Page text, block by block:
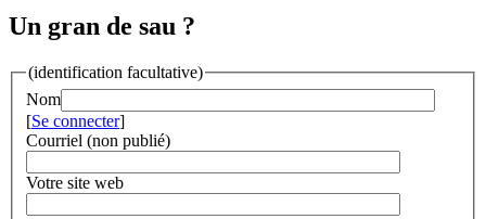
Un gran de sau ?
(identification facultative)
Nom
[Se connecter]
Courriel (non publié)
Votre site web